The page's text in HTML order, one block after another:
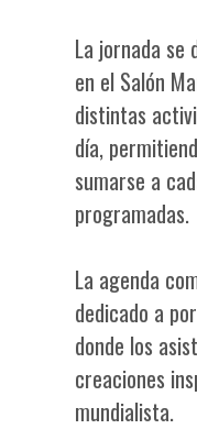
La jornada se
en el Salón
distintas
día,
sumarse a
programadas.
La agenda
dedicado a
donde los
creaciones
mundialista.